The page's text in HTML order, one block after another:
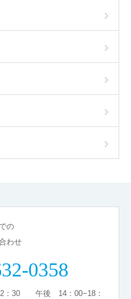
の
わせ
0358
：30 午後 14：00−18：